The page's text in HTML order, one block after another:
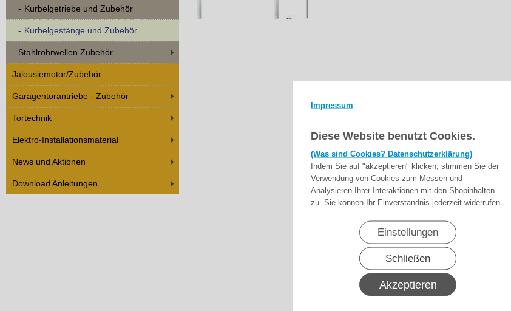
Impressum
Diese Website benutzt Cookies.
(Was sind Cookies? Datenschutzerklärung)
Indem Sie auf "akzeptieren" klicken, stimmen Sie der
Verwendung von Cookies zum Messen und
Analysieren Ihrer Interaktionen mit den Shopinhalten
zu. Sie können Ihr Einverständnis jederzeit widerrufen.
Einstellungen
Schließen
Akzeptieren
Kurbelgetriebe und Zubehör
Kurbelgestänge und Zubehör
Stahlrohrwellen Zubehör
Jalousiemotor/Zubehör
Garagentorantriebe - Zubehör
Tortechnik
Elektro-Installationsmaterial
News und Aktionen
Download Anleitungen